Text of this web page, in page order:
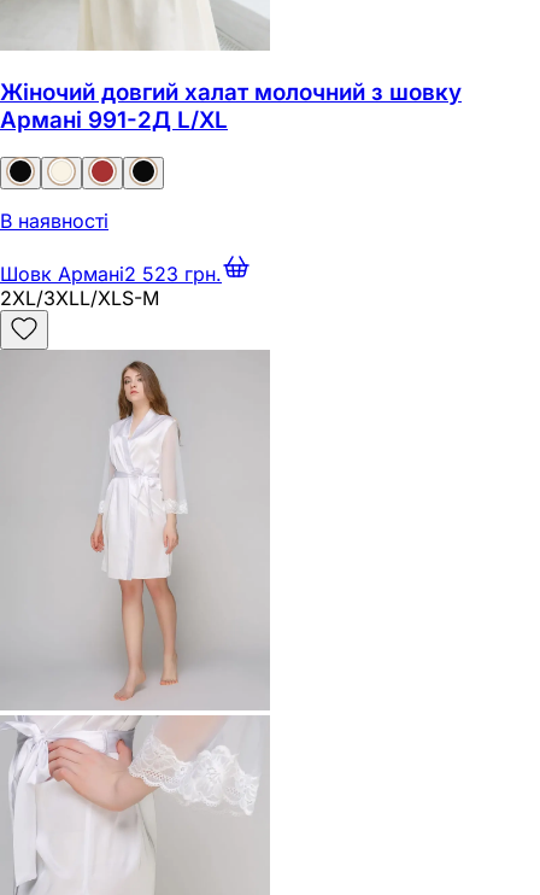
Жіночий довгий халат молочний з шовку
Армані 991-2Д L/XL
В наявності
Шовк Армані2 523 грн.
2XL/3XLL/XLS-M